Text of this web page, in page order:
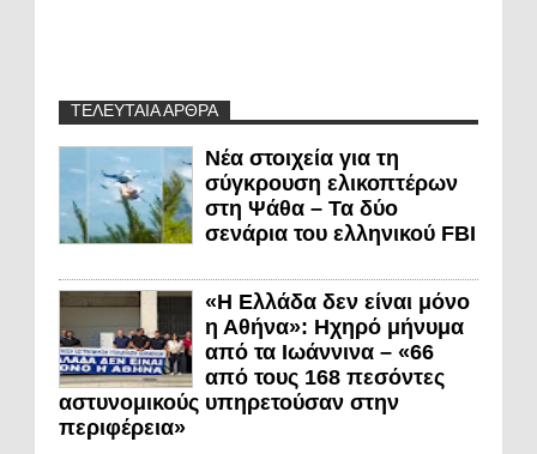
ΤΕΛΕΥΤΑΙΑ ΑΡΘΡΑ
Νέα στοιχεία για τη
σύγκρουση ελικοπτέρων
στη Ψάθα – Τα δύο
σενάρια του ελληνικού FBI
«Η Ελλάδα δεν είναι μόνο
η Αθήνα»: Ηχηρό μήνυμα
από τα Ιωάννινα – «66
από τους 168 πεσόντες
αστυνομικούς υπηρετούσαν στην
περιφέρεια»